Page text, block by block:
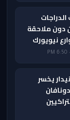
دون ملاحقة
نيويورك
يخسر